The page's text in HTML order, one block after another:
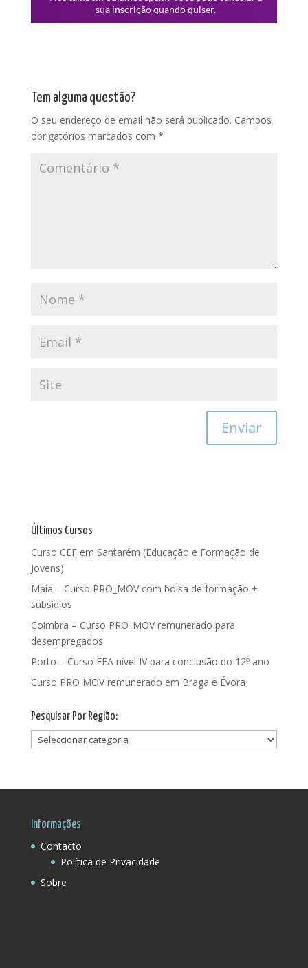
Tem alguma questão?
O seu endereço de email não será publicado. Campos
obrigatórios marcados com *
Últimos Cursos
Curso CEF em Santarém (Educação e Formação de
Jovens)
Maia – Curso PRO_MOV com bolsa de formação +
subsídios
Coimbra – Curso PRO_MOV remunerado para
desempregados
Porto – Curso EFA nível IV para conclusão do 12º ano
Curso PRO MOV remunerado em Braga e Évora
Pesquisar Por Região:
Pesquisar
Por
Informações
Contacto
Política de Privacidade
Sobre